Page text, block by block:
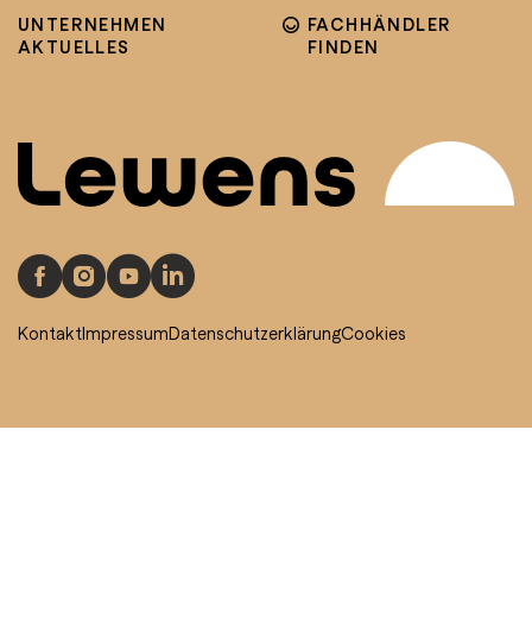
UNTERNEHMEN
AKTUELLES
FACHHÄNDLER
FINDEN
KontaktImpressumDatenschutzerklärungCookies